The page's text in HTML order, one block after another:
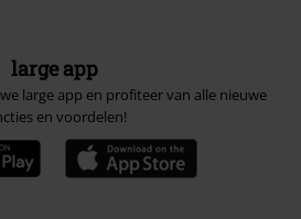
large app
large app en profiteer van alle nieuwe
en voordelen!